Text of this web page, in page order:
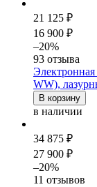
21 125 ₽
16 900 ₽
–20%
93 отзыва
WW),
В корзину
в наличии
34 875 ₽
27 900 ₽
–20%
11 отзывов